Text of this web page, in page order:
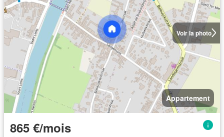
Voir la photo
Appartement
865 €/mois